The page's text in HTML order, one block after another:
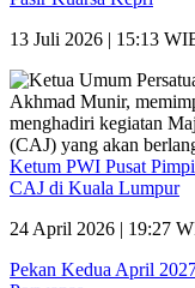
13 Juli 2026 | 15:13
Ketum PWI Pusat
CAJ di Kuala Lumpur
24 April 2026 | 19:27
Pekan Kedua April